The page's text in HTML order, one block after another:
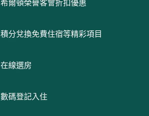
希爾頓榮譽客會折扣優惠
積分兌換免費住宿等精彩項目
在線選房
數碼登記入住